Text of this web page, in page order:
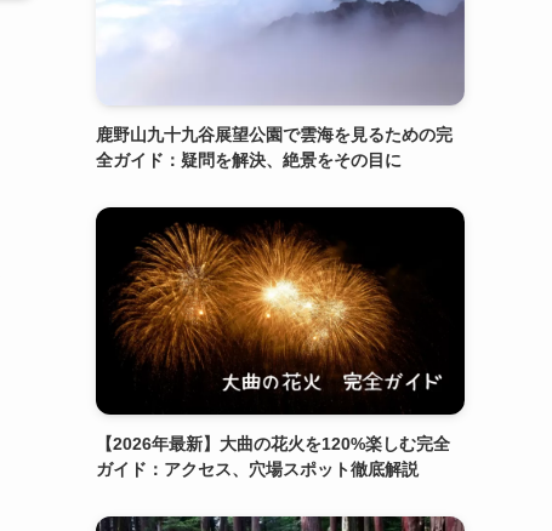
鹿野山九十九谷展望公園で雲海を見るための完
全ガイド：疑問を解決、絶景をその目に
【2026年最新】大曲の花火を120%楽しむ完全
ガイド：アクセス、穴場スポット徹底解説